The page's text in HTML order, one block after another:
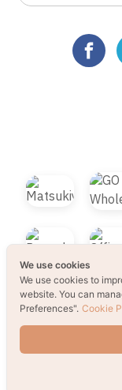
© 2021
We use cookies
website. You can